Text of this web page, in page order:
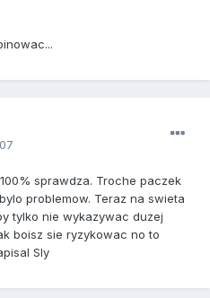
sprawdza. Troche paczek
problemow. Teraz na swieta
tylko nie wykazywac duzej
boisz sie ryzykowac no to
Sly